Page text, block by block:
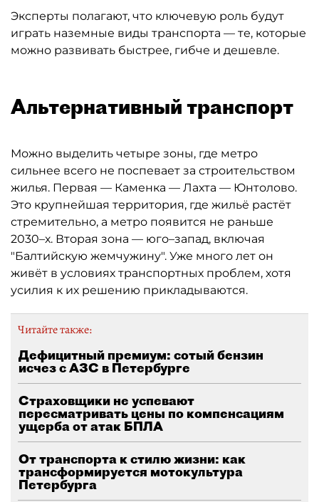
Эксперты полагают, что ключевую роль будут
играть наземные виды транспорта — те, которые
можно развивать быстрее, гибче и дешевле.
Альтернативный транспорт
Можно выделить четыре зоны, где метро
сильнее всего не поспевает за строительством
жилья. Первая — Каменка — Лахта — Юнтолово.
Это крупнейшая территория, где жильё растёт
стремительно, а метро появится не раньше
2030–х. Вторая зона — юго–запад, включая
"Балтийскую жемчужину". Уже много лет он
живёт в условиях транспортных проблем, хотя
усилия к их решению прикладываются.
Читайте также:
Дефицитный премиум: сотый бензин
исчез с АЗС в Петербурге
Страховщики не успевают
пересматривать цены по компенсациям
ущерба от атак БПЛА
От транспорта к стилю жизни: как
трансформируется мотокультура
Петербурга